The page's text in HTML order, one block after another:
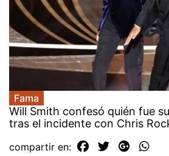
Fama
Will Smith confesó quién fue su
tras el incidente con Chris
compartir en: